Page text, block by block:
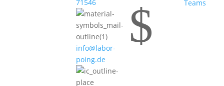
71546
info@labor-
poing.de
$
Teams